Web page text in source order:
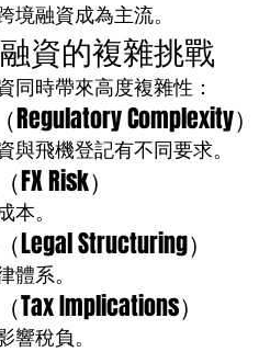
境融資成為主流。
資的複雜挑戰
同時帶來高度複雜性：
Complexity）
與飛機登記有不同要求。
Risk）
本。
Legal Structuring）
體系。
Tax Implications）
響稅負。